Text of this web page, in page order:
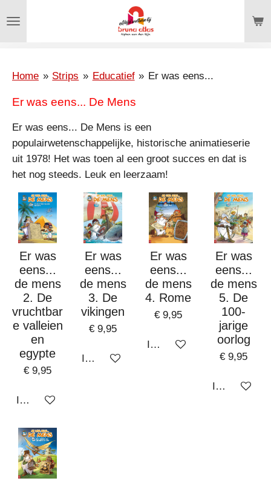
direct
hoofdinhoud
Home » Strips » Educatief » Er was eens...
Er was eens... De Mens
Er was eens... De Mens is een
populairwetenschappelijke, historische animatieserie
uit 1978! Het was toen al een groot succes en dat is
het nog steeds. Leuk en leerzaam!
Er was
eens...
de mens
2. De
vruchtbar
e valleien
en
egypte
€ 9,95
In winkelwagen
Er was
eens...
de mens
3. De
vikingen
€ 9,95
In winkelwagen
Er was
eens...
de mens
4. Rome
€ 9,95
In winkelwagen
Er was
eens...
de mens
5. De
100-
jarige
oorlog
€ 9,95
In